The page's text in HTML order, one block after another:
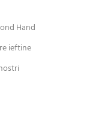
Hand
ieftine